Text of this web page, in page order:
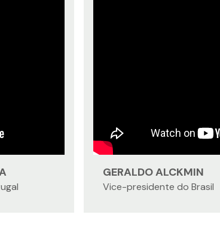
GERALDO ALCKMIN
Vice-presidente do Brasil